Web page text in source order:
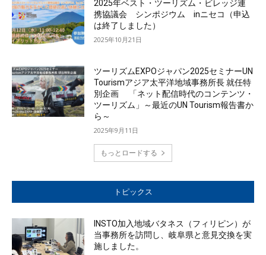
2025年ベスト・ツーリズム・ビレッジ連
携協議会 シンポジウム inニセコ（申込
は終了しました）
2025年10月21日
ツーリズムEXPOジャパン2025セミナーUN
Tourismアジア太平洋地域事務所長 就任特
別企画 「ネット配信時代のコンテンツ・
ツーリズム」～最近のUN Tourism報告書か
ら～
2025年9月11日
もっとロードする
トピックス
INSTO加入地域バタネス（フィリピン）が
当事務所を訪問し、岐阜県と意見交換を実
施しました。